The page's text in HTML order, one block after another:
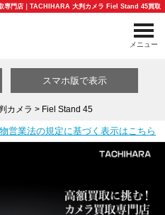
専門店｜TACHIHARA 大判カメラ Fiel Stand 45買取
メニュー
スマホ版で表示
カメラ > Fiel Stand 45
営業法の規定に基づく表示はこちら